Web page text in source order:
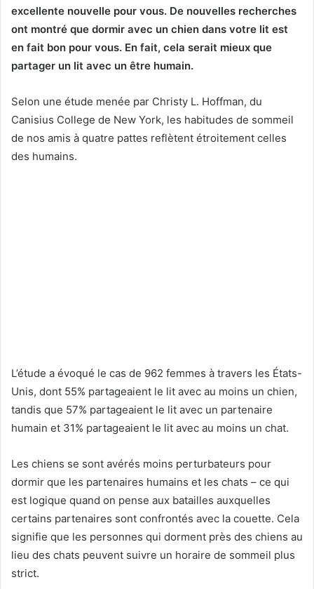
excellente nouvelle pour vous. De nouvelles recherches
ont montré que dormir avec un chien dans votre lit est
en fait bon pour vous. En fait, cela serait mieux que
partager un lit avec un être humain.
Selon une étude menée par Christy L. Hoffman, du
Canisius College de New York, les habitudes de sommeil
de nos amis à quatre pattes reflètent étroitement celles
des humains.
L’étude a évoqué le cas de 962 femmes à travers les États-
Unis, dont 55% partageaient le lit avec au moins un chien,
tandis que 57% partageaient le lit avec un partenaire
humain et 31% partageaient le lit avec au moins un chat.
Les chiens se sont avérés moins perturbateurs pour
dormir que les partenaires humains et les chats – ce qui
est logique quand on pense aux batailles auxquelles
certains partenaires sont confrontés avec la couette. Cela
signifie que les personnes qui dorment près des chiens au
lieu des chats peuvent suivre un horaire de sommeil plus
strict.